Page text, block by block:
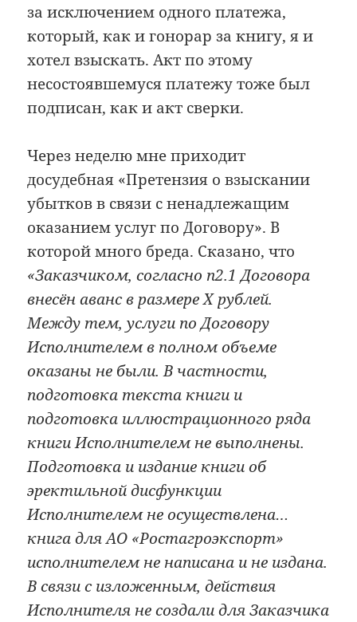
за исключением одного платежа,
который, как и гонорар за книгу, я и
хотел взыскать. Акт по этому
несостоявшемуся платежу тоже был
подписан, как и акт сверки.
Через неделю мне приходит
досудебная «Претензия о взыскании
убытков в связи с ненадлежащим
оказанием услуг по Договору». В
которой много бреда. Сказано, что
«Заказчиком, согласно п2.1 Договора
внесён аванс в размере X рублей.
Между тем, услуги по Договору
Исполнителем в полном объеме
оказаны не были. В частности,
подготовка текста книги и
подготовка иллюстрационного ряда
книги Исполнителем не выполнены.
Подготовка и издание книги об
эректильной дисфункции
Исполнителем не осуществлена…
книга для АО «Ростагроэкспорт»
исполнителем не написана и не издана.
В связи с изложенным, действия
Исполнителя не создали для Заказчика